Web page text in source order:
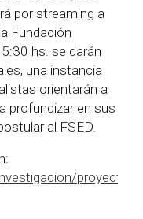
por streaming a
Fundación
hs. se darán
una instancia
orientarán a
profundizar en sus
al FSED.